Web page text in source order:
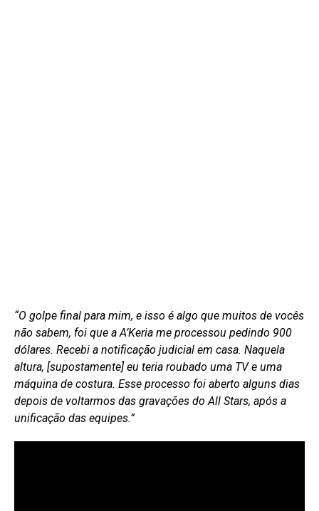
“O golpe final para mim, e isso é algo que muitos de vocês
não sabem, foi que a A’Keria me processou pedindo 900
dólares. Recebi a notificação judicial em casa. Naquela
altura, [supostamente] eu teria roubado uma TV e uma
máquina de costura. Esse processo foi aberto alguns dias
depois de voltarmos das gravações do All Stars, após a
unificação das equipes.”